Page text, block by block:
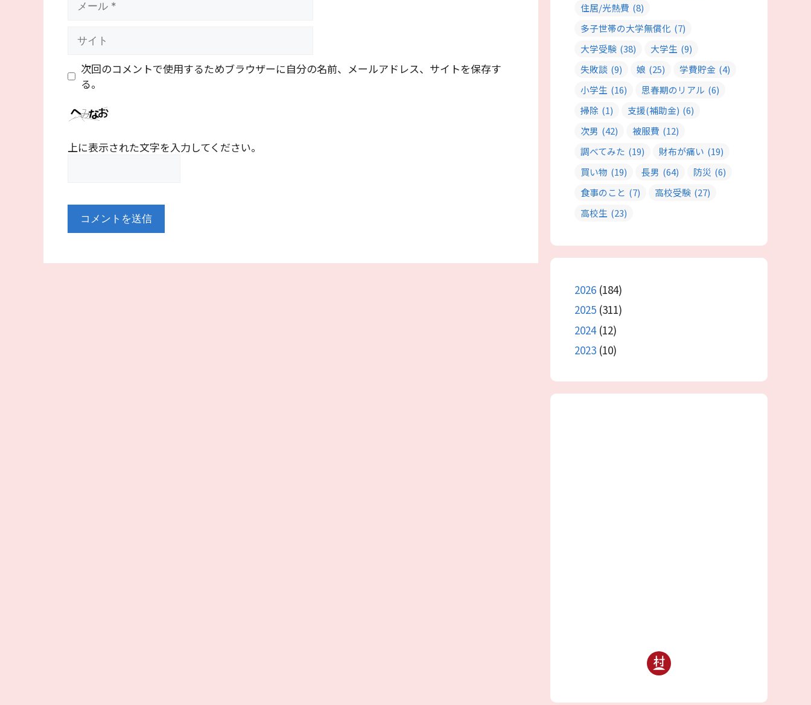
次回のコメントで使用するためブラウザーに自分の名前、メールアドレス、サイトを保存す
る。
上に表示された文字を入力してください。
住居/光熱費 (8)
多子世帯の大学無償化 (7)
大学受験 (38) 大学生 (9)
失敗談 (9) 娘 (25) 学費貯金 (4)
小学生 (16) 思春期のリアル (6)
掃除 (1) 支援(補助金) (6)
次男 (42) 被服費 (12)
調べてみた (19) 財布が痛い (19)
買い物 (19) 長男 (64) 防災 (6)
食事のこと (7) 高校受験 (27)
高校生 (23)
2026 (184)
2025 (311)
2024(12)
2023 (10)